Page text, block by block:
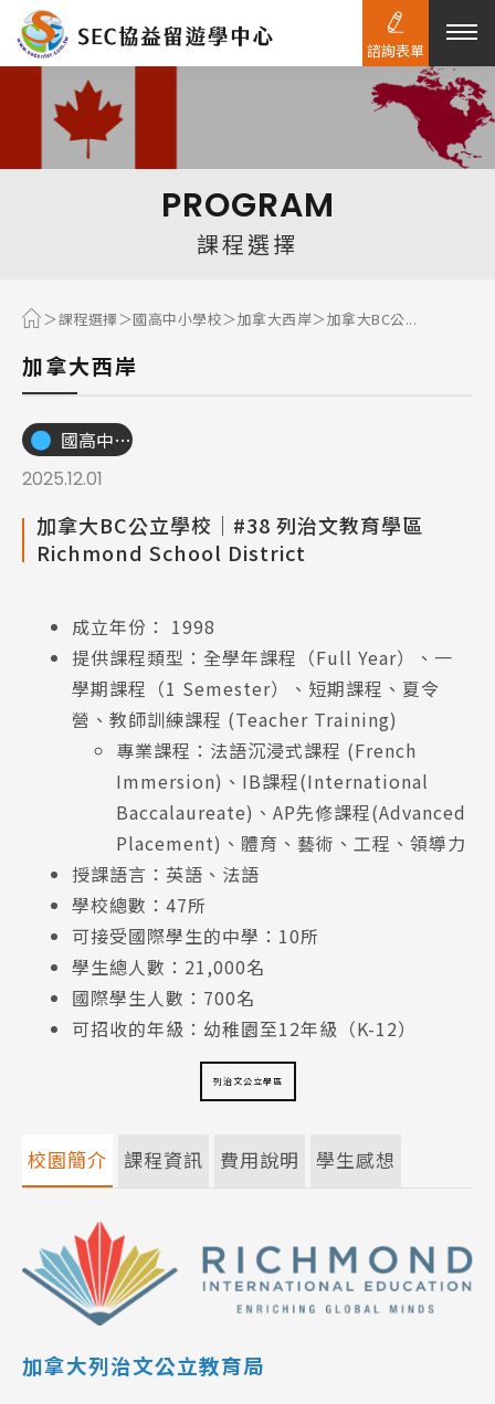
熱門搜尋：
PROGRAM
課程選擇
課程選擇 國高中小學校 加拿大西岸 加拿大BC公...
加拿大西岸
國高中小學校
2025.12.01
加拿大BC公立學校│#38 列治文教育學區
Richmond School District
成立年份： 1998
提供課程類型：全學年課程（Full Year）、一
學期課程（1 Semester）、短期課程、夏令
營、教師訓練課程 (Teacher Training)
專業課程：法語沉浸式課程 (French
Immersion)、IB課程(International
Baccalaureate)、AP先修課程(Advanced
Placement)、體育、藝術、工程、領導力
授課語言：英語、法語
學校總數：47所
可接受國際學生的中學：10所
學生總人數：21,000名
國際學生人數：700名
可招收的年級：幼稚園至12年級（K-12）
列治文公立學區
校園簡介
加拿大列治文公立教育局
課程資訊 費用說明 學生感想
諮詢表單